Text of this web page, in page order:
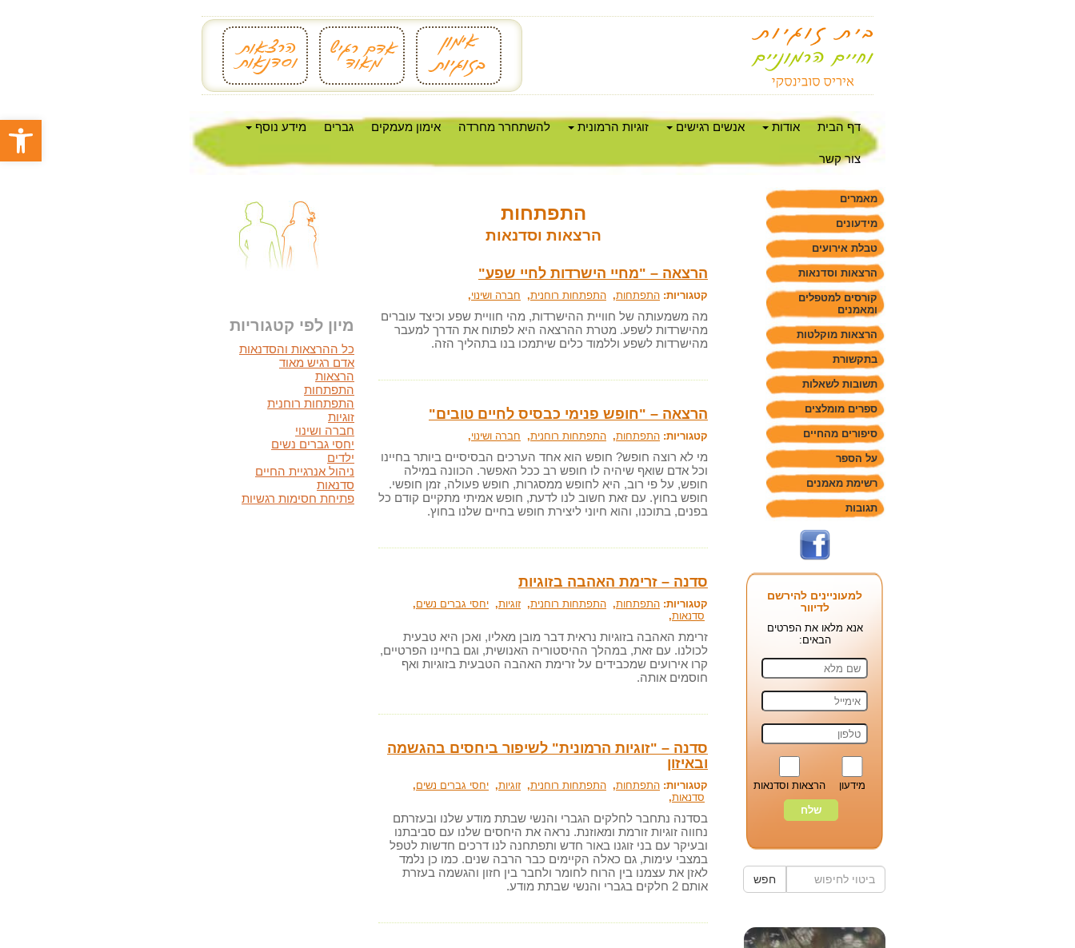
פתח דף הבית אודות אנשים רגישים זוגיות הרמונית להשתחרר מחרדה אימון מעמקים גברים מידע נוסף
צור קשר
התפתחות
הרצאות וסדנאות
הרצאה – "מחיי הישרדות לחיי שפע"
קטגוריות: התפתחות, התפתחות רוחנית, חברה ושינוי,
מה משמעותה של חוויית ההישרדות, מהי חוויית שפע וכיצד עוברים
מהישרדות לשפע. מטרת ההרצאה היא לפתוח את הדרך למעבר
מהישרדות לשפע וללמוד כלים שיתמכו בנו בתהליך הזה.
הרצאה – "חופש פנימי כבסיס לחיים טובים"
קטגוריות: התפתחות, התפתחות רוחנית, חברה ושינוי,
מי לא רוצה חופש? חופש הוא אחד הערכים הבסיסיים ביותר בחיינו
וכל אדם שואף שיהיה לו חופש רב ככל האפשר. הכוונה במילה
חופש, על פי רוב, היא לחופש ממסגרות, חופש פעולה, זמן חופשי.
חופש בחוץ. עם זאת חשוב לנו לדעת, חופש אמיתי מתקיים קודם כל
בפנים, בתוכנו, והוא חיוני ליצירת חופש בחיים שלנו בחוץ.
סדנה – זרימת האהבה בזוגיות
קטגוריות: התפתחות, התפתחות רוחנית, זוגיות, יחסי גברים נשים,
סדנאות,
זרימת האהבה בזוגיות נראית דבר מובן מאליו, ואכן היא טבעית
לכולנו. עם זאת, במהלך ההיסטוריה האנושית, וגם בחיינו הפרטיים,
קרו אירועים שמכבידים על זרימת האהבה הטבעית בזוגיות ואף
חוסמים אותה.
סדנה – "זוגיות הרמונית" לשיפור ביחסים בהגשמה
ובאיזון
קטגוריות: התפתחות, התפתחות רוחנית, זוגיות, יחסי גברים נשים,
סדנאות,
בסדנה נתחבר לחלקים הגברי והנשי שבתת מודע שלנו ובעזרתם
נחווה זוגיות זורמת ומאוזנת. נראה את היחסים שלנו עם סביבתנו
ובעיקר עם בני זוגנו באור חדש ותפתחנה לנו דרכים חדשות לטפל
במצבי עימות, גם כאלה הקיימים כבר הרבה שנים. כמו כן נלמד
לאזן את עצמנו בין הרוח לחומר ולחבר בין חזון והגשמה בעזרת
אותם 2 חלקים בגברי והנשי שבתת מודע.
מיון לפי קטגוריות
כל ההרצאות והסדנאות
אדם רגיש מאוד
הרצאות
התפתחות
התפתחות רוחנית
זוגיות
חברה ושינוי
יחסי גברים נשים
ילדים
ניהול אנרגיית החיים
סדנאות
פתיחת חסימות רגשיות
מאמרים
מידעונים
טבלת אירועים
הרצאות וסדנאות
קורסים למטפלים
ומאמנים
הרצאות מוקלטות
בתקשורת
תשובות לשאלות
ספרים מומלצים
סיפורים מהחיים
על הספר
רשימת מאמנים
תגובות
למעוניינים להירשם
לדיוור
אנא מלאו את הפרטים
הבאים:
מידעון הרצאות וסדנאות
חפש